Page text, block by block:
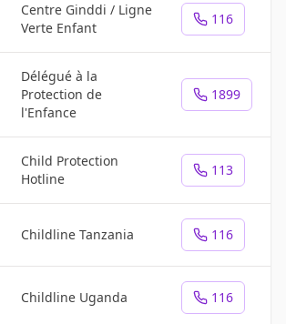
Centre Ginddi / Ligne
Verte Enfant
116
Délégué à la
Protection de
l'Enfance
1899
Child Protection
Hotline
113
Childline Tanzania 116
Childline Uganda 116